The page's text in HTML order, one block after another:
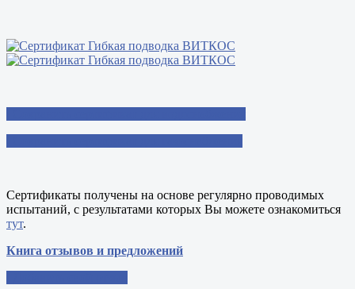
Сертификаты получены на основе регулярно проводимых
испытаний, с результатами которых Вы можете ознакомиться
тут.
Книга отзывов и предложений